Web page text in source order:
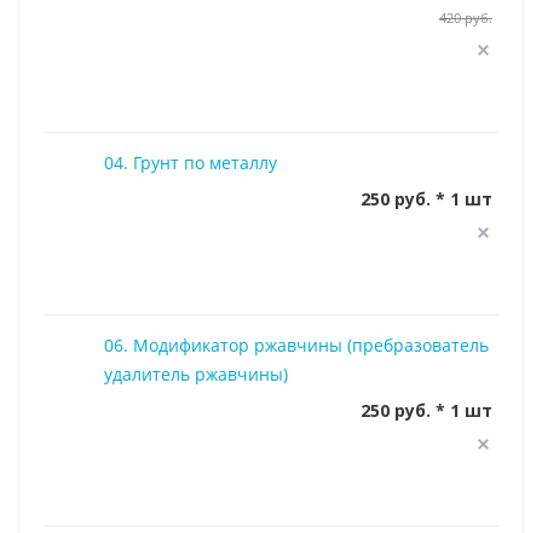
420 руб.
04. Грунт по металлу
250 руб. * 1 шт
06. Модификатор ржавчины (пребразователь
удалитель ржавчины)
250 руб. * 1 шт